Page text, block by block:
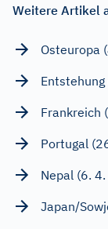
Weitere Artikel
Osteuropa
Frankreich
Portugal
Nepal (6.
Japan/